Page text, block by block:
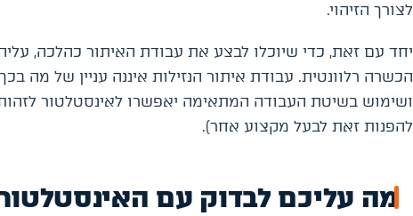
לצורך הזיהוי.
יחד עם זאת, כדי שיוכלו לבצע את עבודת האיתור כהלכה,
הכשרה רלוונטית. עבודת איתור הנזילות איננה עניין של מה
ושימוש בשיטת העבודה המתאימה יאפשרו לאינסטלטור
להפנות זאת לבעל מקצוע אחר).
מה עליכם לבדוק עם